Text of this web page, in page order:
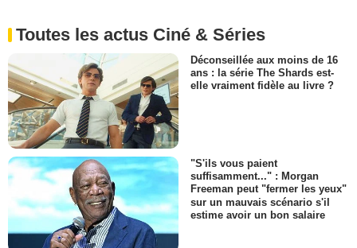
Toutes les actus Ciné & Séries
Déconseillée aux moins de 16
ans : la série The Shards est-
elle vraiment fidèle au livre ?
"S'ils vous paient
suffisamment..." : Morgan
Freeman peut "fermer les yeux"
sur un mauvais scénario s'il
estime avoir un bon salaire